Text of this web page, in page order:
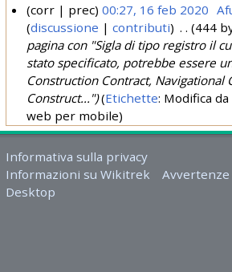
2
0
2
0
corr prec 00:27, 16 feb 2020
discussione
contributi 444
pagina con "Sigla di tipo registro il
stato specificato, potrebbe essere
Construction Contract, Navigational
Construct..."
Etichette: Modifica
web per mobile
Informativa sulla privacy
Informazioni su Wikitrek
Avvertenze
Desktop